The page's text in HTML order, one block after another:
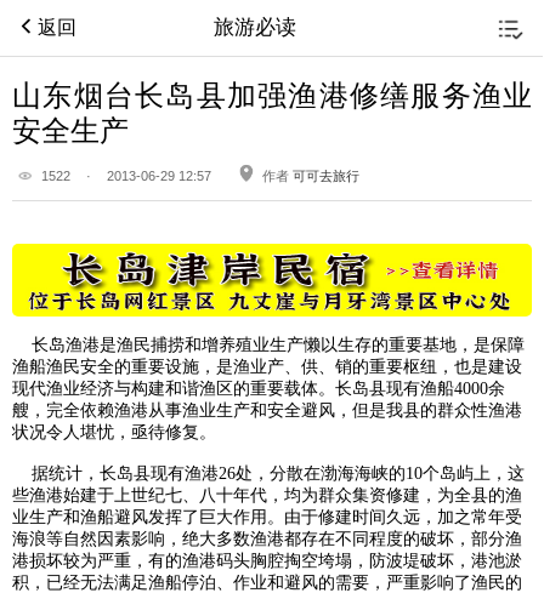
返回 旅游必读
山东烟台长岛县加强渔港修缮服务渔业
安全生产
1522 · 2013-06-29 12:57 作者 可可去旅行
长岛渔港是渔民捕捞和增养殖业生产懒以生存的重要基地，是保障
渔船渔民安全的重要设施，是渔业产、供、销的重要枢纽，也是建设
现代渔业经济与构建和谐渔区的重要载体。长岛县现有渔船4000余
艘，完全依赖渔港从事渔业生产和安全避风，但是我县的群众性渔港
状况令人堪忧，亟待修复。
据统计，长岛县现有渔港26处，分散在渤海海峡的10个岛屿上，这
些渔港始建于上世纪七、八十年代，均为群众集资修建，为全县的渔
业生产和渔船避风发挥了巨大作用。由于修建时间久远，加之常年受
海浪等自然因素影响，绝大多数渔港都存在不同程度的破坏，部分渔
港损坏较为严重，有的渔港码头胸腔掏空垮塌，防波堤破坏，港池淤
积，已经无法满足渔船停泊、作业和避风的需要，严重影响了渔民的